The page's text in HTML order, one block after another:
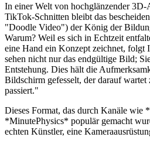
In einer Welt von hochglänzender
TikTok-Schnitten bleibt das
"Doodle Video") der König der
Warum? Weil es sich in Echtzeit
eine Hand ein Konzept zeichnet, folgt
sehen nicht nur das endgültige Bild;
Entstehung. Dies hält die
Bildschirm gefesselt, der darauf wartet
passiert."
Dieses Format, das durch Kanäle wie
*MinutePhysics* populär gemacht
echten Künstler, eine